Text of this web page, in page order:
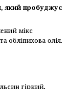
який пробуджує
мікс
обліпихова олія.
гіркий,